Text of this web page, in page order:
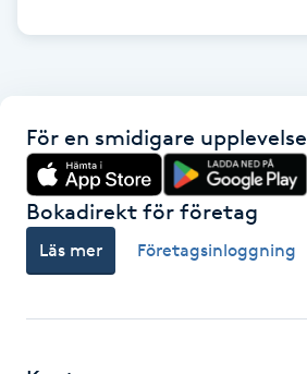
Hot Stone Massage
Hudföryngring
Huduppstramning
Hudvård
För en smidigare upplevelse
Bokadirekt för företag
Läs mer Företagsinloggning